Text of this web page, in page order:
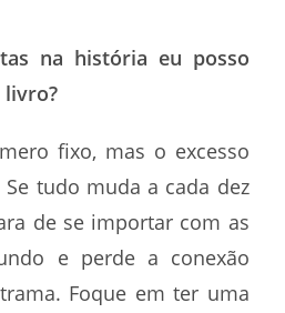
na história eu posso
livro?
fixo, mas o excesso
tudo muda a cada dez
de se importar com as
e perde a conexão
Foque em ter uma